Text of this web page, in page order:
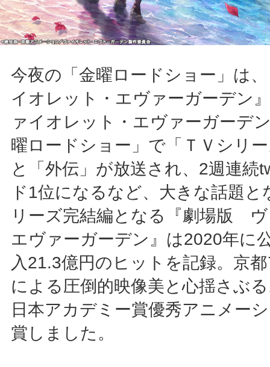
今夜の「金曜ロードショー」は
イオレット・エヴァーガーデン
ァイオレット・エヴァーガーデ
曜ロードショー」で「ＴＶシリ
と「外伝」が放送され、2週連続
ド1位になるなど、大きな話題
リーズ完結編となる『劇場版
エヴァーガーデン』は2020年に
入21.3億円のヒットを記録。京
による圧倒的映像美と心揺さぶ
日本アカデミー賞優秀アニメー
賞しました。